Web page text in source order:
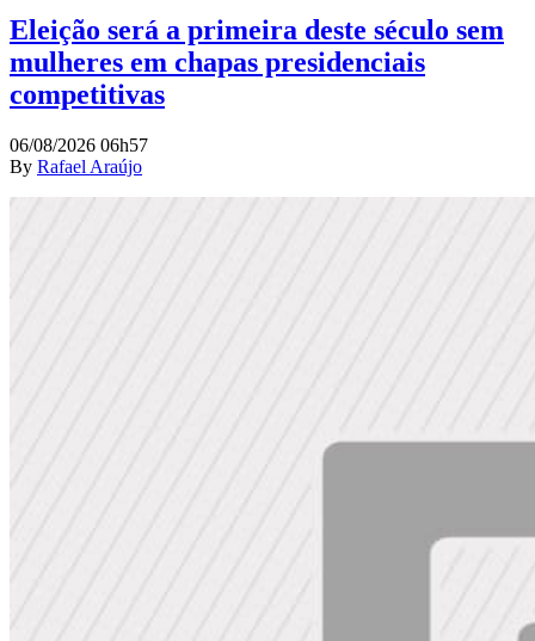
Eleição será a primeira deste século sem
mulheres em chapas presidenciais
competitivas
06/08/2026 06h57
By Rafael Araújo